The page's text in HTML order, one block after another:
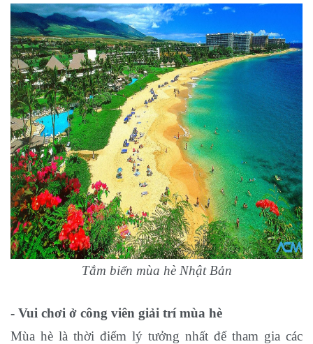
Tắm biển mùa hè Nhật Bản
- Vui chơi ở công viên giải trí mùa hè
Mùa hè là thời điểm lý tưởng nhất để tham gia các